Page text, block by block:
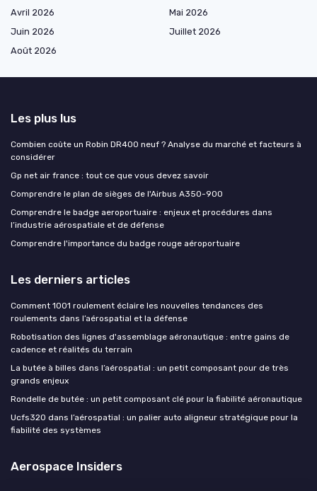
Avril 2026
Mai 2026
Juin 2026
Juillet 2026
Août 2026
Les plus lus
Combien coûte un Robin DR400 neuf ? Analyse du marché et facteurs à
considérer
Gp net air france : tout ce que vous devez savoir
Comprendre le plan de sièges de l'Airbus A350-900
Comprendre le badge aeroportuaire : enjeux et procédures dans
l’industrie aérospatiale et de défense
Comprendre l'importance du badge rouge aéroportuaire
Les derniers articles
Comment 1001 roulement éclaire les nouvelles tendances des
roulements dans l’aérospatial et la défense
Robotisation des lignes d'assemblage aéronautique : entre gains de
cadence et réalités du terrain
La butée à billes dans l’aérospatial : un petit composant pour de très
grands enjeux
Rondelle de butée : un petit composant clé pour la fiabilité aéronautique
Ucfs320 dans l’aérospatial : un palier auto aligneur stratégique pour la
fiabilité des systèmes
Aerospace Insiders